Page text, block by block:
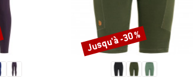
Remise
Jusqu'à -30 %